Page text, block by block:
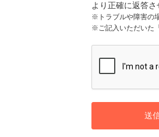
より正確に返答
※トラブルや障害の
※ご記入いただいた
送